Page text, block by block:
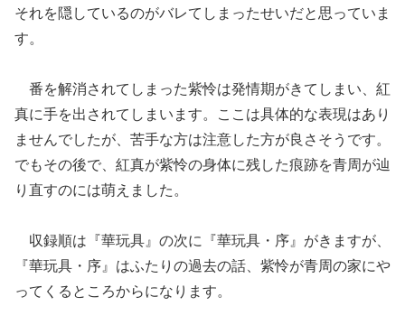
それを隠しているのがバレてしまったせいだと思っていま
す。
番を解消されてしまった紫怜は発情期がきてしまい、紅
真に手を出されてしまいます。ここは具体的な表現はあり
ませんでしたが、苦手な方は注意した方が良さそうです。
でもその後で、紅真が紫怜の身体に残した痕跡を青周が辿
り直すのには萌えました。
収録順は『華玩具』の次に『華玩具・序』がきますが、
『華玩具・序』はふたりの過去の話、紫怜が青周の家にや
ってくるところからになります。